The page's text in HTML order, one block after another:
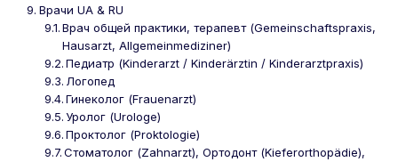
Врачи UA & RU
Врач общей практики, терапевт (Gemeinschaftspraxis,
Hausarzt, Allgemeinmediziner)
Педиатр (Kinderarzt / Kinderärztin / Kinderarztpraxis)
Логопед
Гинеколог (Frauenarzt)
Уролог (Urologe)
Проктолог (Proktologie)
Стоматолог (Zahnarzt), Ортодонт (Kieferorthopädie),